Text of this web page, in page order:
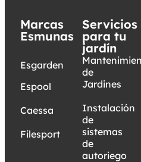
Marcas
Esmunas
Esgarden
Espool
Caessa
Filesport
Servicios
para tu
jardín
de
Jardines
Instalación
de
sistemas
de
autoriego